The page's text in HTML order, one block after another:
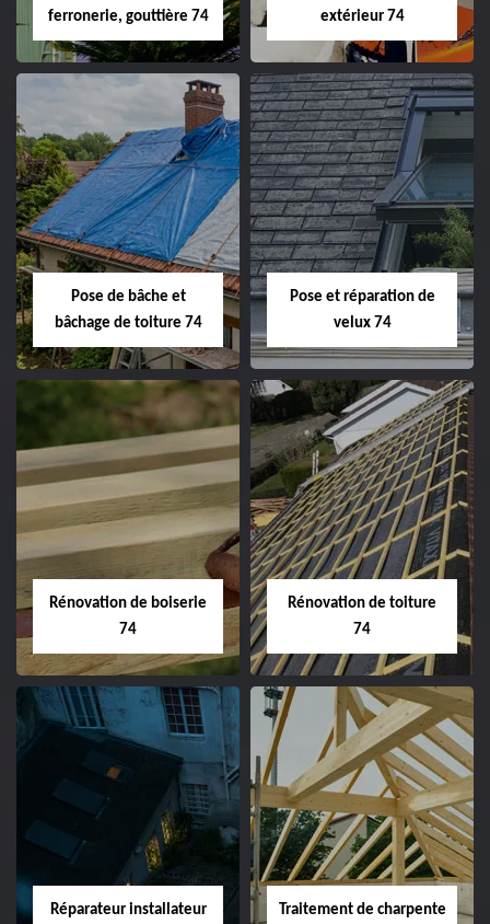
ferronerie, gouttière 74
extérieur 74
Pose de bâche et
bâchage de toiture 74
Pose et réparation de
velux 74
Rénovation de boiserie
74
Rénovation de toiture
74
Réparateur installateur
Traitement de charpente